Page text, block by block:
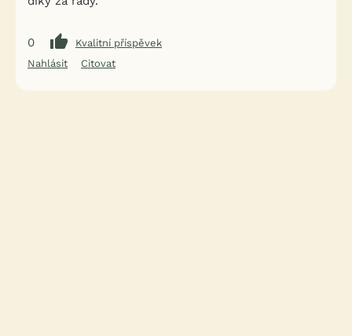
0
Kvalitní příspěvek
Nahlásit
Citovat